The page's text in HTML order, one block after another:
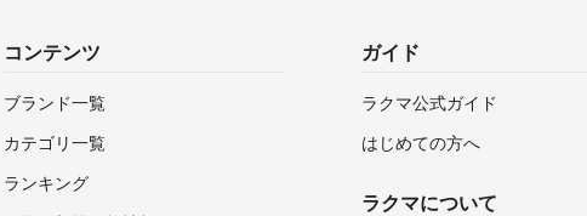
コンテンツ
ブランド一覧
カテゴリ一覧
ランキング
ガイド
ラクマ公式ガイド
はじめての方へ
ラクマについて